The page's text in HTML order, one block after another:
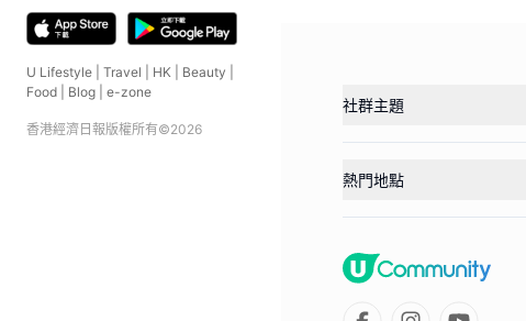
U Lifestyle Travel HK Beauty
Food
Blog e-zone
香港經濟日報版權所有©2026
社群主題
熱門地點